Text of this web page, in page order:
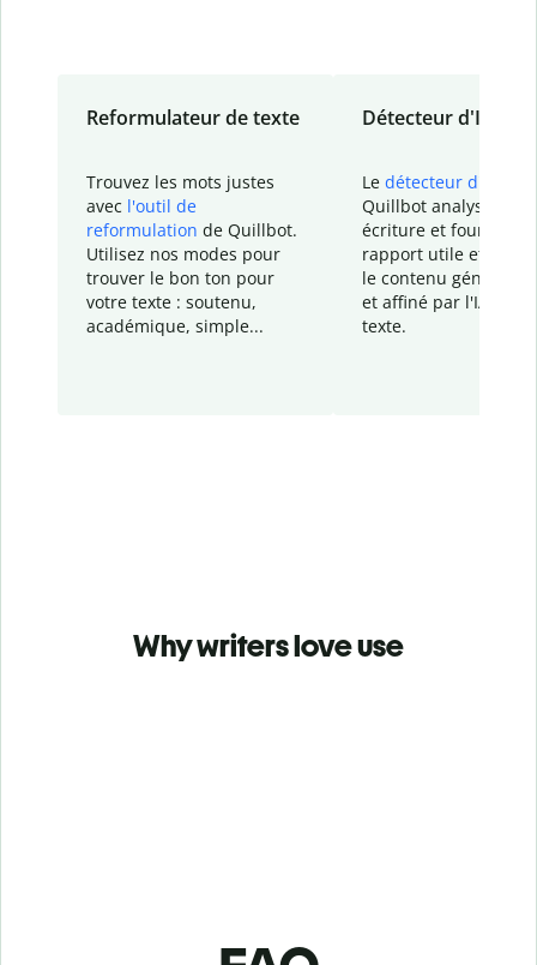
Reformulateur de texte
Trouvez les mots justes
avec l'outil de
reformulation de Quillbot.
Utilisez nos modes pour
trouver le bon ton pour
votre texte : soutenu,
académique, simple...
Détecteur d'IA
Le détecteur d'IA
Quillbot analyse votre
écriture et fournit un
rapport utile et
le contenu généré
et affiné par l'IA
texte.
Why writers love use